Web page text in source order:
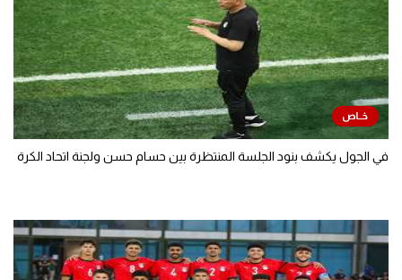
في الجول يكشف بنود الجلسة المنتظرة بين حسام حسن ولجنة اتحاد الكرة